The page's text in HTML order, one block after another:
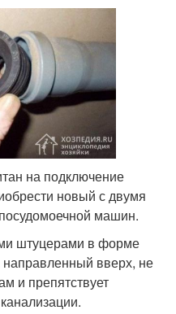
на подключение
новый с двумя
машин.
штуцерами в форме
направленный вверх, не
и препятствует